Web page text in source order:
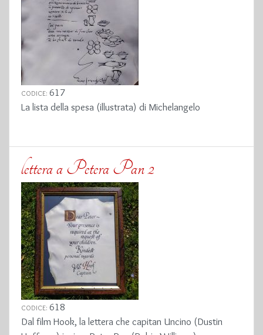
CODICE: 617
La lista della spesa (illustrata) di Michelangelo
lettera a Petera Pan 2
CODICE: 618
Dal film Hook, la lettera che capitan Uncino (Dustin